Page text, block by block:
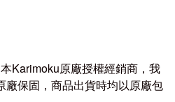
Karimoku原廠授權經銷商，我
廠保固，商品出貨時均以原廠包